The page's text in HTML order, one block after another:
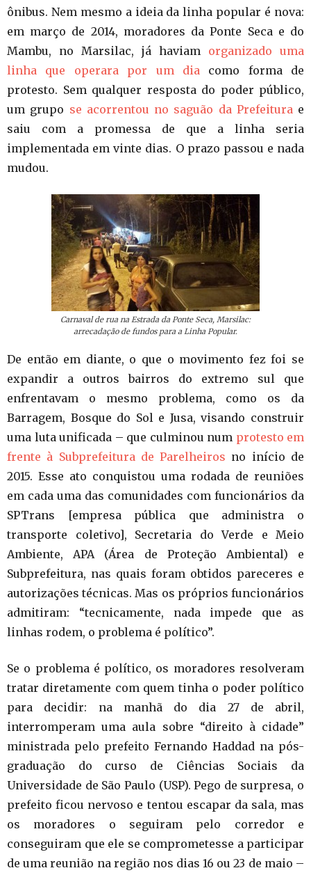
ônibus. Nem mesmo a ideia da linha popular é nova:
em março de 2014, moradores da Ponte Seca e do
Mambu, no Marsilac, já haviam organizado uma
linha que operara por um diacomo forma de
protesto. Sem qualquer resposta do poder público,
um grupo se acorrentou no saguão da Prefeiturae
saiu com a promessa de que a linha seria
implementada em vinte dias. O prazo passou e nada
mudou.
Carnaval de rua na Estrada da Ponte Seca, Marsilac:
arrecadação de fundos para a Linha Popular.
De então em diante, o que o movimento fez foi se
expandir a outros bairros do extremo sul que
enfrentavam o mesmo problema, como os da
Barragem, Bosque do Sol e Jusa, visando construir
uma luta unificada – que culminou num protesto em
frente à Subprefeitura de Parelheiros no início de
2015. Esse ato conquistou uma rodada de reuniões
em cada uma das comunidades com funcionários da
SPTrans [empresa pública que administra o
transporte coletivo], Secretaria do Verde e Meio
Ambiente, APA (Área de Proteção Ambiental) e
Subprefeitura, nas quais foram obtidos pareceres e
autorizações técnicas. Mas os próprios funcionários
admitiram: “tecnicamente, nada impede que as
linhas rodem, o problema é político”.
Se o problema é político, os moradores resolveram
tratar diretamente com quem tinha o poder político
para decidir: na manhã do dia 27 de abril,
interromperam uma aula sobre “direito à cidade”
ministrada pelo prefeito Fernando Haddad na pós-
graduação do curso de Ciências Sociais da
Universidade de São Paulo (USP). Pego de surpresa, o
prefeito ficou nervoso e tentou escapar da sala, mas
os moradores o seguiram pelo corredor e
conseguiram que ele se comprometesse a participar
de uma reunião na região nos dias 16 ou 23 de maio –